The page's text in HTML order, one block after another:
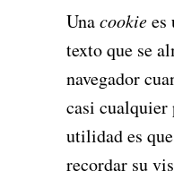
Unacookiees
texto que se
navegador
casi cualquier
utilidad es
recordar su